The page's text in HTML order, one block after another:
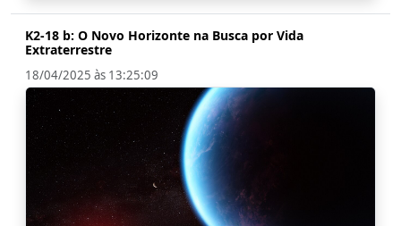
K2-18 b: O Novo Horizonte na Busca por Vida
Extraterrestre
18/04/2025 às 13:25:09